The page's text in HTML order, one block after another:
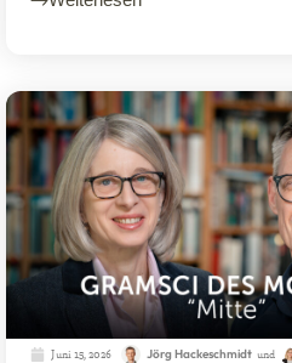
Juni 15, 2026 Jörg Hackeschmidt und